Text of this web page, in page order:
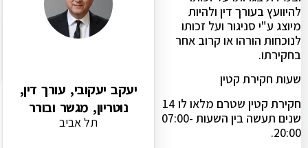
להיוועץ בעורך דין ולהיות
מיוצג ע"י סניגור ועל זכותו
לנוכחות הורהו או קרוב אחר
בחקירתו.
שעות חקירת קטין
חקירת קטין שטרם מלאו לו 14
שנים תעשה בין השעות 07:00-
20:00.
יעקב יעקובי, עורך דין,
נוטריון, מגשר ובורר
תל אביב